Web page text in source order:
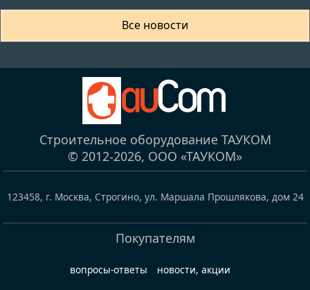
Все новости
Строительное оборудование ТАУКОМ
© 2012-2026, ООО «ТАУКОМ»
123458, г. Москва, Строгино, ул. Маршала Прошлякова, дом 24
Покупателям
вопросы-ответы новости, акции